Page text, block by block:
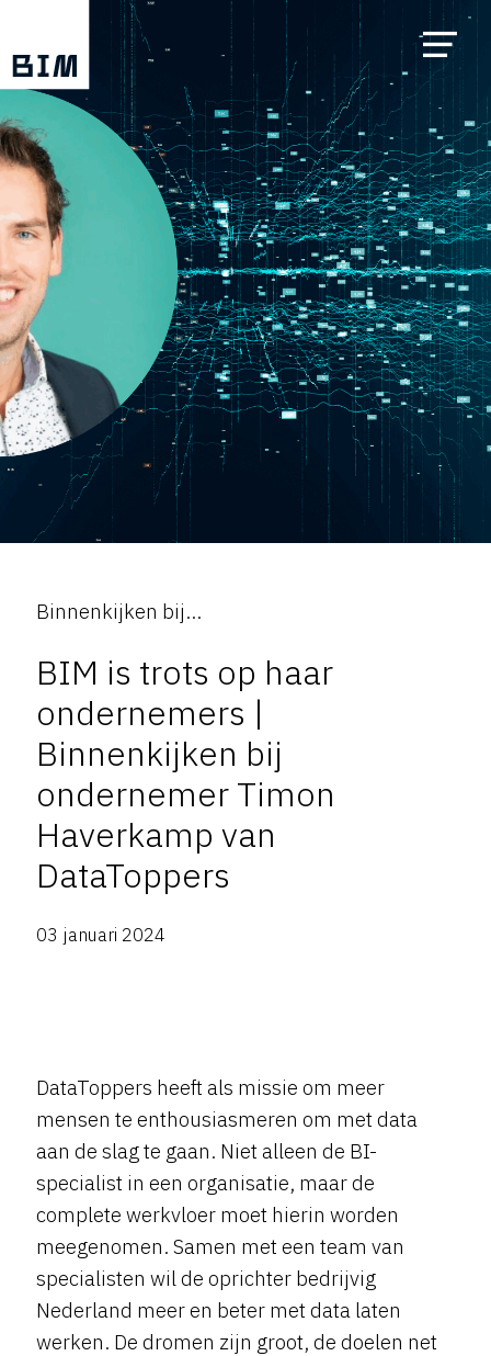
Binnenkijken bij...
BIM is trots op haar
ondernemers |
Binnenkijken bij
ondernemer Timon
Haverkamp van
DataToppers
03 januari 2024
DataToppers heeft als missie om meer
mensen te enthousiasmeren om met data
aan de slag te gaan. Niet alleen de BI-
specialist in een organisatie, maar de
complete werkvloer moet hierin worden
meegenomen. Samen met een team van
specialisten wil de oprichter bedrijvig
Nederland meer en beter met data laten
werken. De dromen zijn groot, de doelen net